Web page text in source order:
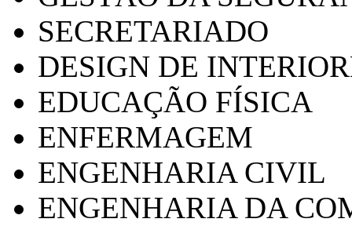
SECRETARIADO
DESIGN DE
EDUCAÇÃO FÍSICA
ENFERMAGEM
ENGENHARIA CIVIL
ENGENHARIA DA